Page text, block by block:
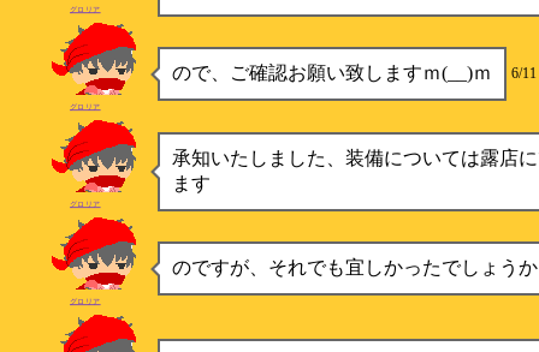
グロリア
ので、ご確認お願い致しますｍ(__)ｍ 6/
グロリア
承知いたしました、装備については露店
ます
グロリア
のですが、それでも宜しかったでしょう
グロリア